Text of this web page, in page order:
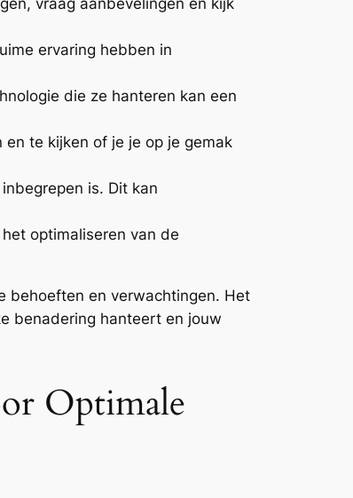
ervaring hebben in
die ze hanteren kan een
te kijken of je je op je gemak
is. Dit kan
optimaliseren van de
behoeften en verwachtingen. Het
benadering hanteert en jouw
Optimale